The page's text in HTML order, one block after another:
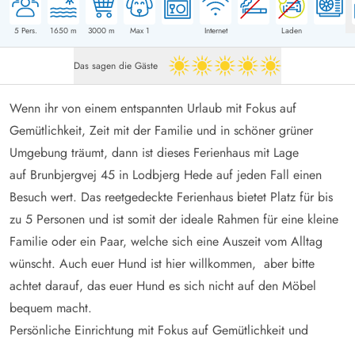
5Pers. 1650 m 3000 m Max 1 Internet Laden
Das sagen die Gäste 5 von 5
Wenn ihr von einem entspannten Urlaub mit Fokus auf
Gemütlichkeit, Zeit mit der Familie und in schöner grüner
Umgebung träumt, dann ist dieses Ferienhaus mit Lage
auf Brunbjergvej 45 in Lodbjerg Hede auf jeden Fall einen
Besuch wert. Das reetgedeckte Ferienhaus bietet Platz für bis
zu 5 Personen und ist somit der ideale Rahmen für eine kleine
Familie oder ein Paar, welche sich eine Auszeit vom Alltag
wünscht. Auch euer Hund ist hier willkommen, aber bitte
achtet darauf, das euer Hund es sich nicht auf den Möbel
bequem macht.
Persönliche Einrichtung mit Fokus auf Gemütlichkeit und